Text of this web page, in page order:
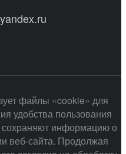
файлы «cookie» для
удобства пользования
информацию о
веб-сайта. Продолжая